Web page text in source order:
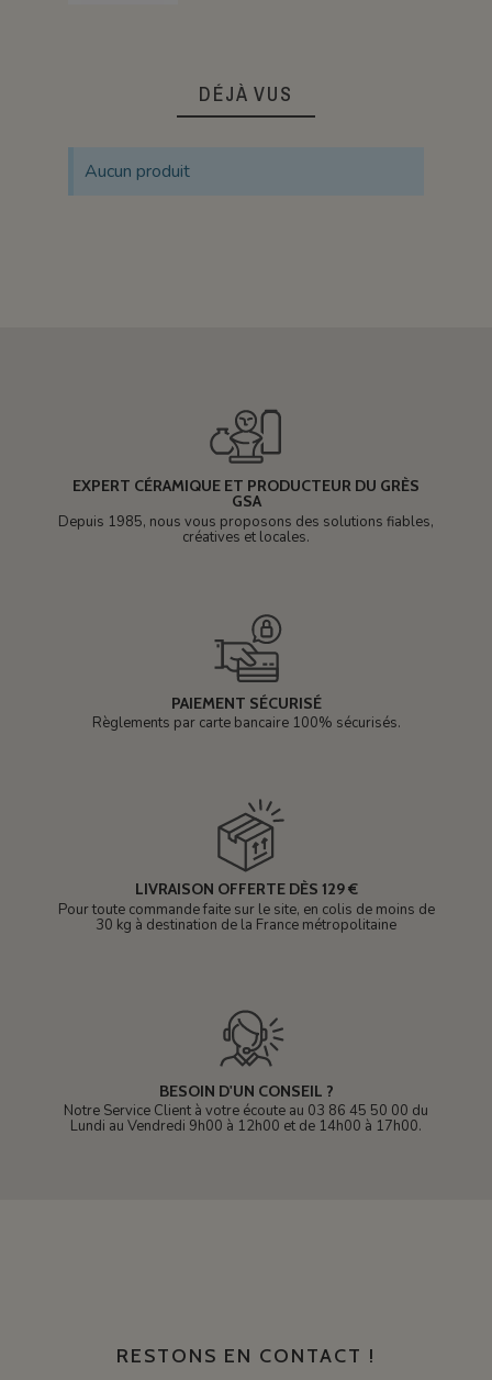
DÉJÀ VUS
Aucun produit
EXPERT CÉRAMIQUE ET PRODUCTEUR DU GRÈS
GSA
Depuis 1985, nous vous proposons des solutions fiables,
créatives et locales.
PAIEMENT SÉCURISÉ
Règlements par carte bancaire 100% sécurisés.
LIVRAISON OFFERTE DÈS 129 €
Pour toute commande faite sur le site, en colis de moins de
30 kg à destination de la France métropolitaine
BESOIN D'UN CONSEIL ?
Notre Service Client à votre écoute au 03 86 45 50 00 du
Lundi au Vendredi 9h00 à 12h00 et de 14h00 à 17h00.
RESTONS EN CONTACT !